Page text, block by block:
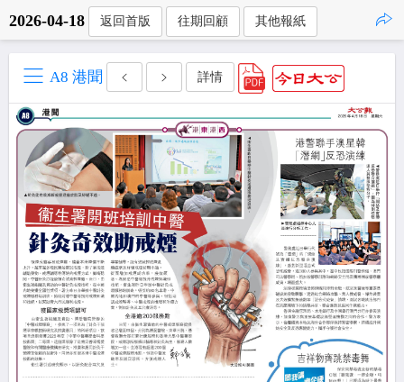
2026-04-18 返回首版 往期回顧 其他報紙
A8 港聞 詳情